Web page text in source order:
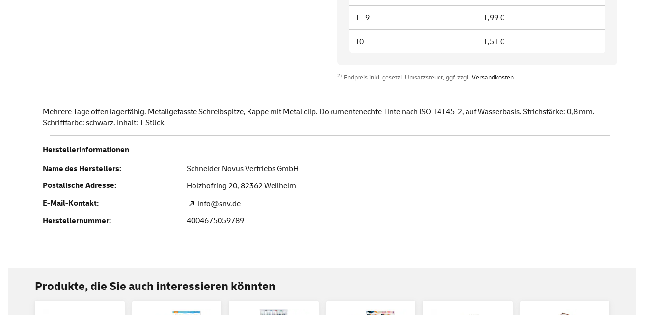
1 - 9 1,99 €
10 1,51 €
2) Endpreis inkl. gesetzl. Umsatzsteuer, ggf. zzgl. Versandkosten.
Mehrere Tage offen lagerfähig. Metallgefasste Schreibspitze, Kappe mit Metallclip. Dokumentenechte Tinte nach ISO 14145-2, auf Wasserbasis. Strichstärke: 0,8 mm.
Schriftfarbe: schwarz. Inhalt: 1 Stück.
Herstellerinformationen
Name des Herstellers:
Schneider Novus Vertriebs GmbH
Postalische Adresse:
Holzhofring 20, 82362 Weilheim
E-Mail-Kontakt:
info@snv.de
Herstellernummer:
4004675059789
Produkte, die Sie auch interessieren könnten